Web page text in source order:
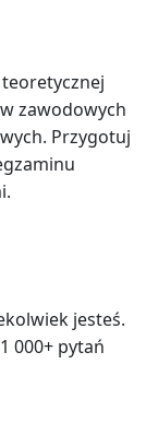
zawodowych
Przygotuj
jesteś.
000+ pytań